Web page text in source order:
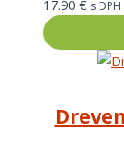
17.90 € s DPH